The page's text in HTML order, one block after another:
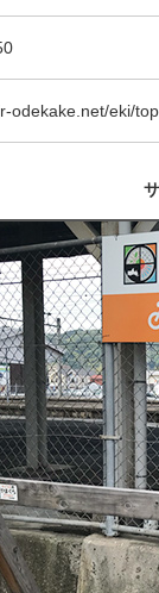
odekake.net/eki/